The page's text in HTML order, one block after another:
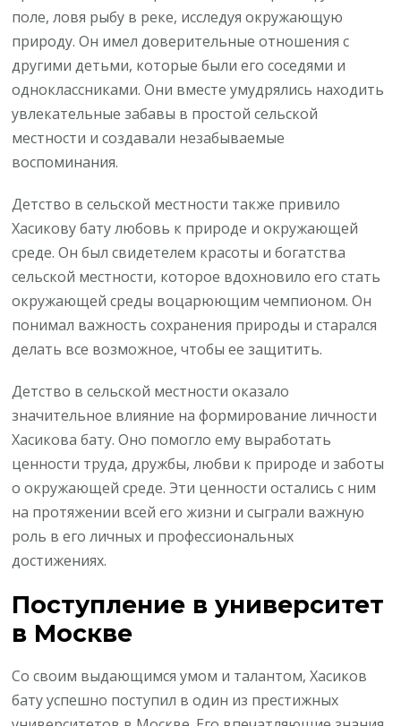
поле, ловя рыбу в реке, исследуя окружающую
природу. Он имел доверительные отношения с
другими детьми, которые были его соседями и
одноклассниками. Они вместе умудрялись находить
увлекательные забавы в простой сельской
местности и создавали незабываемые
воспоминания.
Детство в сельской местности также привило
Хасикову бату любовь к природе и окружающей
среде. Он был свидетелем красоты и богатства
сельской местности, которое вдохновило его стать
окружающей среды воцарюющим чемпионом. Он
понимал важность сохранения природы и старался
делать все возможное, чтобы ее защитить.
Детство в сельской местности оказало
значительное влияние на формирование личности
Хасикова бату. Оно помогло ему выработать
ценности труда, дружбы, любви к природе и заботы
о окружающей среде. Эти ценности остались с ним
на протяжении всей его жизни и сыграли важную
роль в его личных и профессиональных
достижениях.
Поступление в университет
в Москве
Со своим выдающимся умом и талантом, Хасиков
бату успешно поступил в один из престижных